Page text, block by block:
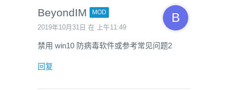
BeyondIM MOD
2019年10月31日 在 上午11:49
禁用 win10 防病毒软件或参考常见问题2
回复